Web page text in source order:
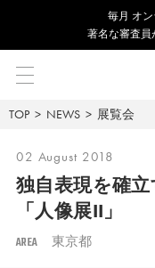
毎⽉ オ
著名な審査員
TOP NEWS 展覧会
02 August 2018
独自表現を確
「人像展II」
AREA 東京都